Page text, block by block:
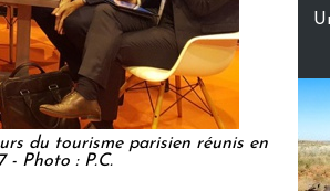
du tourisme parisien réunis en
- Photo : P.C.